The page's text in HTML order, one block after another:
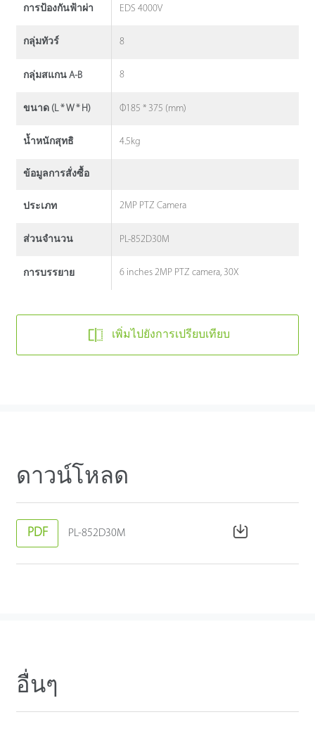
การป้องกันฟ้าผ่า EDS 4000V
กลุ่มทัวร์ 8
กลุ่มสแกน A-B 8
ขนาด (L * W * H) Φ185 * 375 (mm)
น้ำหนักสุทธิ 4.5kg
ข้อมูลการสั่งซื้อ
ประเภท 2MP PTZ Camera
ส่วนจํานวน PL-852D30M
การบรรยาย 6 inches 2MP PTZ camera, 30X
เพิ่มไปยังการเปรียบเทียบ
ดาวน์โหลด
PDF PL-852D30M
อื่นๆ